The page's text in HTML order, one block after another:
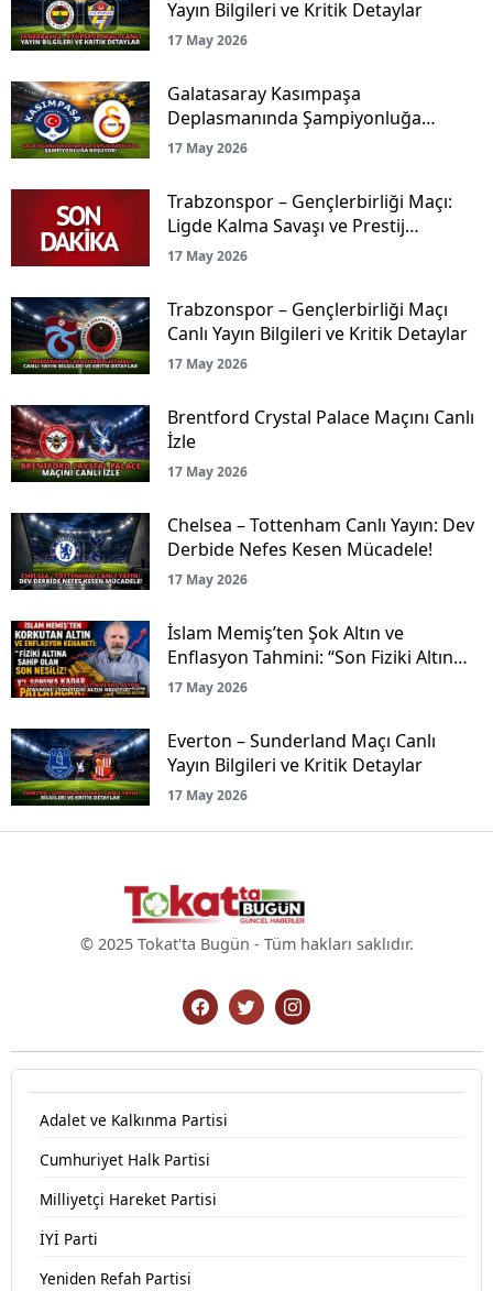
Yayın Bilgileri ve Kritik Detaylar
17 May 2026
Galatasaray Kasımpaşa
Deplasmanında Şampiyonluğa
Koşuyor!
17 May 2026
Trabzonspor – Gençlerbirliği Maçı:
Ligde Kalma Savaşı ve Prestij
Mücadelesi Canlı Yayınla Ekranlarda!
17 May 2026
Trabzonspor – Gençlerbirliği Maçı
Canlı Yayın Bilgileri ve Kritik Detaylar
17 May 2026
Brentford Crystal Palace Maçını Canlı
İzle
17 May 2026
Chelsea – Tottenham Canlı Yayın: Dev
Derbide Nefes Kesen Mücadele!
17 May 2026
İslam Memiş’ten Şok Altın ve
Enflasyon Tahmini: “Son Fiziki Altın
Nesliyiz!”
17 May 2026
Everton – Sunderland Maçı Canlı
Yayın Bilgileri ve Kritik Detaylar
17 May 2026
© 2025 Tokat'ta Bugün - Tüm hakları saklıdır.
Adalet ve Kalkınma Partisi
Cumhuriyet Halk Partisi
Milliyetçi Hareket Partisi
İYİ Parti
Yeniden Refah Partisi